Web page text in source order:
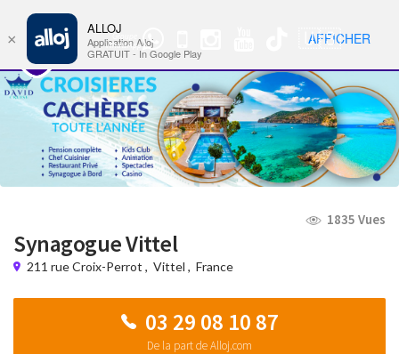
Groupe
WhatsApp
🇺🇸 Nav
1835 Vues
Synagogue Vittel
211 rue Croix-Perrot , Vittel , France
03 29 08 10 87
De la part de Alloj.com
×
ALLOJ
Application Alloj
GRATUIT - In Google Play
AFFICHER